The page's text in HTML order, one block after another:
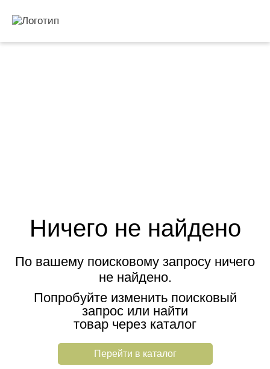
Ничего не найдено
По вашему поисковому запросу ничего
не найдено.
Попробуйте изменить поисковый
запрос или найти
товар через каталог
Перейти в каталог